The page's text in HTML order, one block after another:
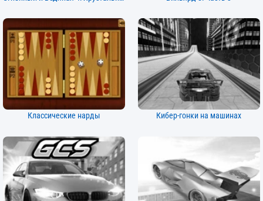
Классические нарды Кибер-гонки на машинах